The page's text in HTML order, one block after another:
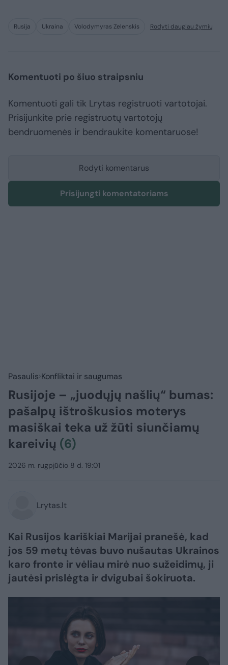
Rusija Ukraina Volodymyras Zelenskis Rodyti daugiau žymių
Komentuoti po šiuo straipsniu
Komentuoti gali tik Lrytas registruoti vartotojai.
Prisijunkite prie registruotų vartotojų
bendruomenės ir bendraukite komentaruose!
Rodyti komentarus
Prisijungti komentatoriams
Pasaulis Konfliktai ir saugumas
Rusijoje – „juodųjų našlių“ bumas:
pašalpų ištroškusios moterys
masiškai teka už žūti siunčiamų
kareivių (6)
2026 m. rugpjūčio 8 d. 19:01
Lrytas.lt
Kai Rusijos kariškiai Marijai pranešė, kad
jos 59 metų tėvas buvo nušautas Ukrainos
karo fronte ir vėliau mirė nuo sužeidimų, ji
jautėsi prislėgta ir dvigubai šokiruota.